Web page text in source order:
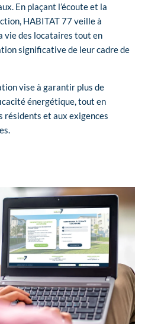
En plaçant l’écoute et la
HABITAT 77 veille à
vie des locataires tout en
significative de leur cadre de
vise à garantir plus de
énergétique, tout en
résidents et aux exigences